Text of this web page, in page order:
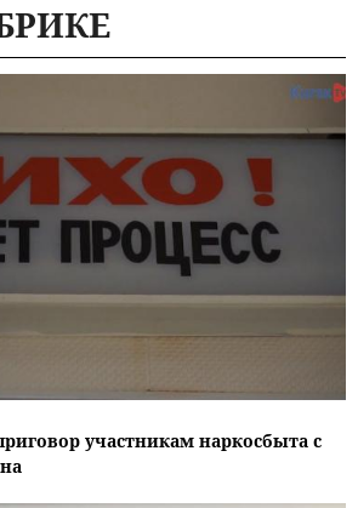
участникам наркосбыта с